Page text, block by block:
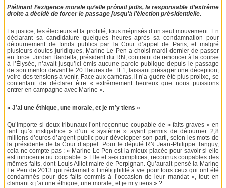
Piétinant l’exigence morale qu’elle prônait jadis, la responsable d’extrême
droite a décidé de forcer le passage jusqu’à l’élection présidentielle.
La justice, les électeurs et la probité, tous méprisés d’un seul mouvement. En
déclarant sa candidature quelques heures après sa condamnation pour
détournement de fonds publics par la Cour d’appel de Paris, et malgré
plusieurs doutes juridiques, Marine Le Pen a choisi mardi dernier de passer
en force. Jordan Bardella, président du RN, contraint de renoncer à la course
à l’Élysée, n’avait jusqu’ici émis aucune parole publique depuis le passage
de son mentor devant le 20 Heures de TF1, laissant présager une déception,
voire des tensions à venir. Face aux caméras, il n’a guère été plus prolixe, se
contentant de déclarer être « extrêmement heureux que nous puissions
entrer en campagne avec Marine ».
« J’ai une éthique, une morale, et je m’y tiens »
Qu’importe si deux tribunaux l’ont reconnue coupable de « faits graves » en
tant qu’« instigatrice » d’un « système » ayant permis de détourner 2,8
millions d’euros d’argent public pour développer son parti, selon les mots de
la présidente de la Cour d’appel. Pour le député RN Jean-Philippe Tanguy,
cela ne compte pas : « Marine Le Pen est la mieux placée pour savoir si elle
est innocente ou coupable. » Elle et ses complices, reconnus coupables des
mêmes faits, dont Louis Alliot maire de Perpignan. Qu’aurait pensé la Marine
Le Pen de 2013 qui réclamait « l’inéligibilité à vie pour tous ceux qui ont été
condamnés pour des faits commis à l’occasion de leur mandat », tout en
clamant « j’ai une éthique, une morale, et je m’y tiens » ?